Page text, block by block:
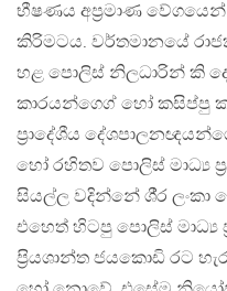
භීෂණය අප‍්‍රමාණ
කිරිමටය. වර්තමානයේ
හළ පොලිස් නිලධාරින් කි
කාරයන්ගෙග් හෝ කසිප්පු
ප‍්‍රාදේශීය
හෝ රහිතව පොලිස් මාධ්‍ය
සියල්ල වදින්නේ ශී‍්‍ර ලංකා
එහෙත් හිටපු පොලිස් මාධ්‍ය
ප‍්‍රියශාන්ත ජයකොඩි රට